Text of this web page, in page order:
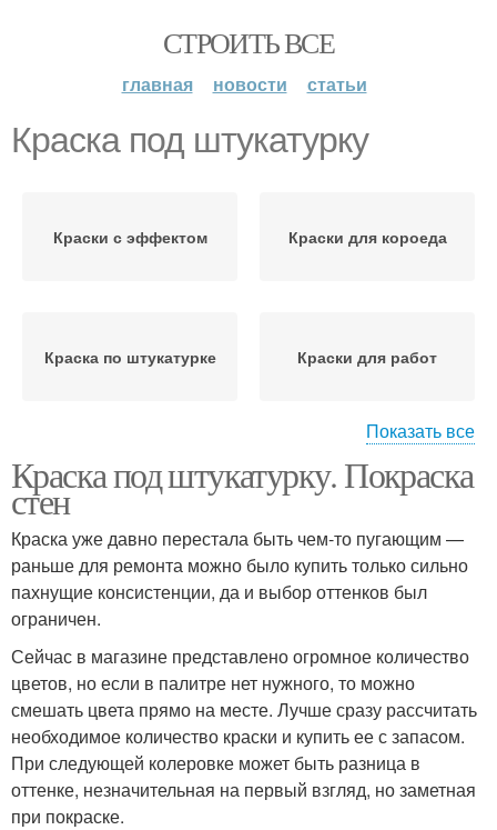
СТРОИТЬ ВСЕ
главная новости статьи
Краска под штукатурку
Краски с эффектом Краски для короеда
Краска по штукатурке Краски для работ
Шёлковая краска Штукатурка на стене
Показать все
Краска под штукатурку. Покраска
стен
Краска уже давно перестала быть чем-то пугающим —
раньше для ремонта можно было купить только сильно
пахнущие консистенции, да и выбор оттенков был
ограничен.
Сейчас в магазине представлено огромное количество
цветов, но если в палитре нет нужного, то можно
смешать цвета прямо на месте. Лучше сразу рассчитать
необходимое количество краски и купить ее с запасом.
При следующей колеровке может быть разница в
оттенке, незначительная на первый взгляд, но заметная
при покраске.